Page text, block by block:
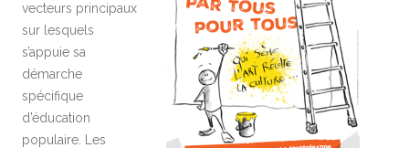
vecteurs principaux
sur lesquels
s’appuie sa
démarche
spécifique
d’éducation
populaire. Les